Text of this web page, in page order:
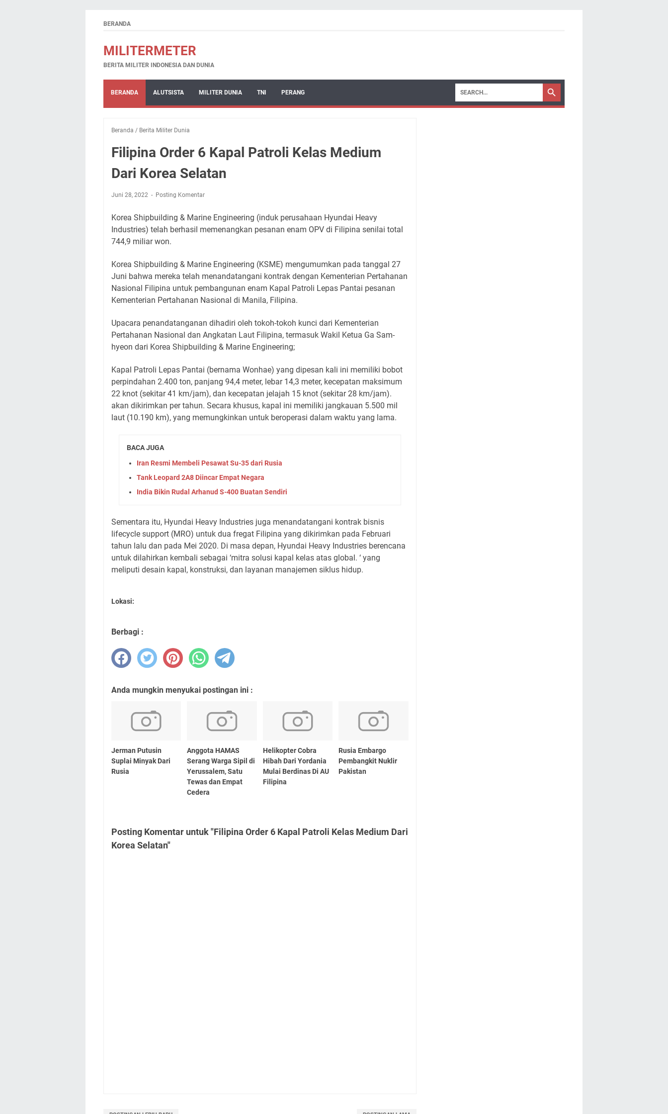
BERANDA
MILITERMETER
BERITA MILITER INDONESIA DAN DUNIA
BERANDA ALUTSISTA MILITER DUNIA TNI PERANG
Beranda / Berita Militer Dunia
Filipina Order 6 Kapal Patroli Kelas Medium
Dari Korea Selatan
Juni 28, 2022 Posting Komentar
Korea Shipbuilding & Marine Engineering (induk perusahaan Hyundai Heavy
Industries) telah berhasil memenangkan pesanan enam OPV di Filipina senilai total
744,9 miliar won.
Korea Shipbuilding & Marine Engineering (KSME) mengumumkan pada tanggal 27
Juni bahwa mereka telah menandatangani kontrak dengan Kementerian Pertahanan
Nasional Filipina untuk pembangunan enam Kapal Patroli Lepas Pantai pesanan
Kementerian Pertahanan Nasional di Manila, Filipina.
Upacara penandatanganan dihadiri oleh tokoh-tokoh kunci dari Kementerian
Pertahanan Nasional dan Angkatan Laut Filipina, termasuk Wakil Ketua Ga Sam-
hyeon dari Korea Shipbuilding & Marine Engineering;
Kapal Patroli Lepas Pantai (bernama Wonhae) yang dipesan kali ini memiliki bobot
perpindahan 2.400 ton, panjang 94,4 meter, lebar 14,3 meter, kecepatan maksimum
22 knot (sekitar 41 km/jam), dan kecepatan jelajah 15 knot (sekitar 28 km/jam).
akan dikirimkan per tahun. Secara khusus, kapal ini memiliki jangkauan 5.500 mil
laut (10.190 km), yang memungkinkan untuk beroperasi dalam waktu yang lama.
BACA JUGA
Iran Resmi Membeli Pesawat Su-35 dari Rusia
Tank Leopard 2A8 Diincar Empat Negara
India Bikin Rudal Arhanud S-400 Buatan Sendiri
Sementara itu, Hyundai Heavy Industries juga menandatangani kontrak bisnis
lifecycle support (MRO) untuk dua fregat Filipina yang dikirimkan pada Februari
tahun lalu dan pada Mei 2020. Di masa depan, Hyundai Heavy Industries berencana
untuk dilahirkan kembali sebagai ‘mitra solusi kapal kelas atas global. ‘ yang
meliputi desain kapal, konstruksi, dan layanan manajemen siklus hidup.
Lokasi:
Berbagi :
Anda mungkin menyukai postingan ini :
Jerman Putusin
Suplai Minyak Dari
Rusia
Anggota HAMAS
Serang Warga Sipil di
Yerussalem, Satu
Tewas dan Empat
Cedera
Helikopter Cobra
Hibah Dari Yordania
Mulai Berdinas Di AU
Filipina
Rusia Embargo
Pembangkit Nuklir
Pakistan
Posting Komentar untuk "Filipina Order 6 Kapal Patroli Kelas Medium Dari
Korea Selatan"